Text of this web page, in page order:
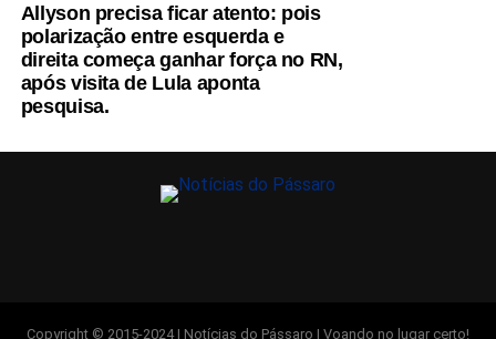
Allyson precisa ficar atento: pois
polarização entre esquerda e
direita começa ganhar força no RN,
após visita de Lula aponta
pesquisa.
Copyright © 2015-2024 | Notícias do Pássaro | Voando no lugar certo!